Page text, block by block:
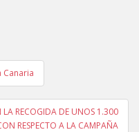
Canaria
LA RECOGIDA DE UNOS 1.300
RESPECTO A LA CAMPAÑA